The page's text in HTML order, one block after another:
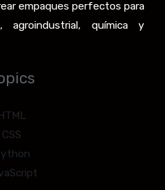
empaques perfectos para
agroindustrial, química y
CSS